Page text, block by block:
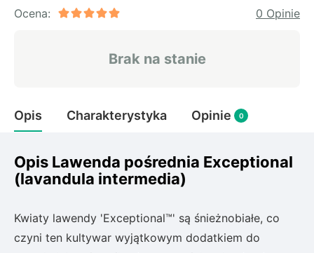
Rudbeckia
Hakonechoa (trawa bambusowa)
Pnącza
Glicynia (wisteria)
Wiciokrzew
Bluszcz
Ocena:
0 Opinie
Brak na stanie
Opis Charakterystyka Opinie 0
Opis Lawenda pośrednia Exceptional
(lavandula intermedia)
Kwiaty lawendy 'Exceptional™' są śnieżnobiałe, co
czyni ten kultywar wyjątkowym dodatkiem do